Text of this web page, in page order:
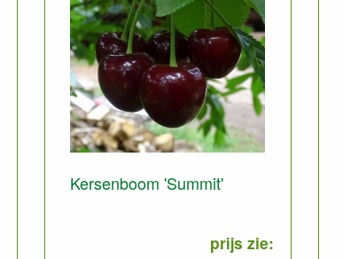
Kersenboom 'Summit'
prijs zie: